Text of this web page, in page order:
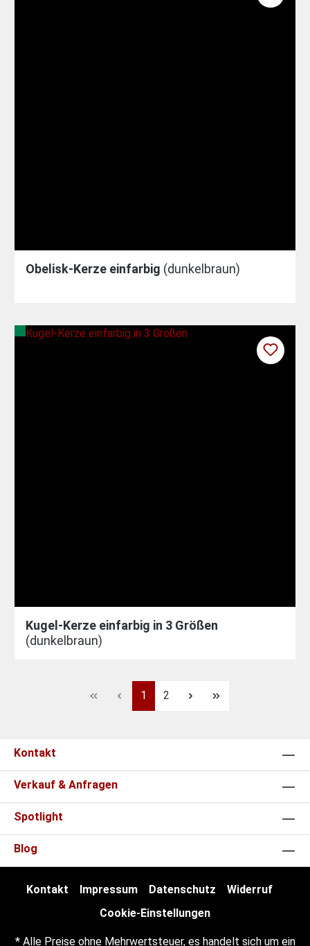
Obelisk-Kerze einfarbig (dunkelbraun)
Kugel-Kerze einfarbig in 3 Größen
(dunkelbraun)
1 2
Kontakt
Verkauf & Anfragen
Spotlight
Blog
Kontakt Impressum Datenschutz
Widerruf
Cookie-Einstellungen
* Alle Preise ohne Mehrwertsteuer, es handelt sich um ein